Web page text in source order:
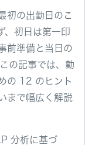
初の出勤日のこ
初日は第一印
前準備と当日の
の記事では、勤
の 12 のヒント
まで幅広く解説
分析に基づ